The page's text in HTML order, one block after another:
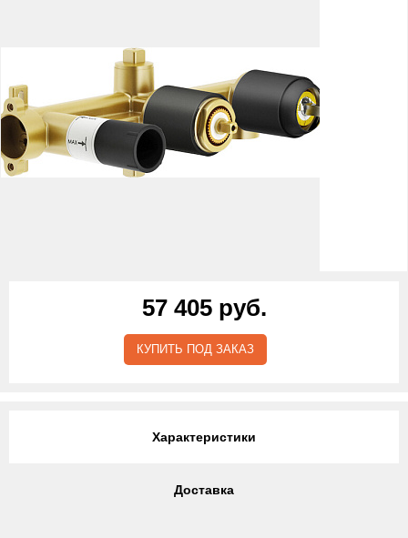
57 405 руб.
КУПИТЬ ПОД ЗАКАЗ
Характеристики
Доставка